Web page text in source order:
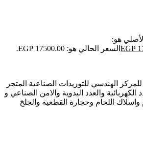
هو:
EGP السعر الحالي هو: EGP 17500.00.
الهندسي للتوريدات الصناعية المتجر
والعدد اليدوية والامن الصناعي و
واسلاك اللحام وحجارة القطعية والجلخ